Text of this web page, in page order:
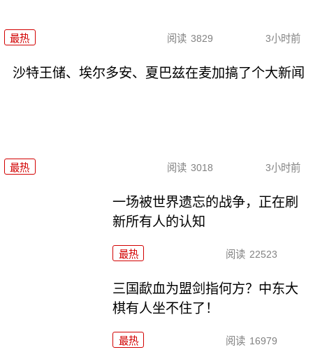
最热 阅读 3829 3小时前
沙特王储、埃尔多安、夏巴兹在麦加搞了个大新闻
最热 阅读 3018 3小时前
一场被世界遗忘的战争，正在刷
新所有人的认知
最热 阅读 22523
三国歃血为盟剑指何方？中东大
棋有人坐不住了！
最热 阅读 16979